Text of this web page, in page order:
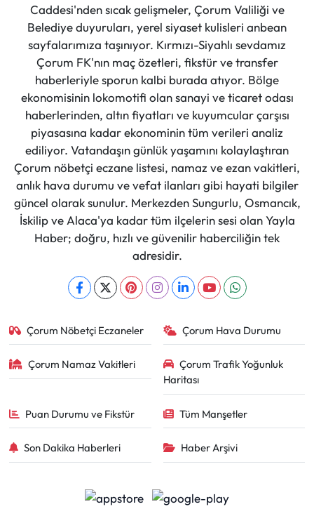
Caddesi'nden sıcak gelişmeler, Çorum Valiliği ve
Belediye duyuruları, yerel siyaset kulisleri anbean
sayfalarımıza taşınıyor. Kırmızı-Siyahlı sevdamız
Çorum FK'nın maç özetleri, fikstür ve transfer
haberleriyle sporun kalbi burada atıyor. Bölge
ekonomisinin lokomotifi olan sanayi ve ticaret odası
haberlerinden, altın fiyatları ve kuyumcular çarşısı
piyasasına kadar ekonominin tüm verileri analiz
ediliyor. Vatandaşın günlük yaşamını kolaylaştıran
Çorum nöbetçi eczane listesi, namaz ve ezan vakitleri,
anlık hava durumu ve vefat ilanları gibi hayati bilgiler
güncel olarak sunulur. Merkezden Sungurlu, Osmancık,
İskilip ve Alaca'ya kadar tüm ilçelerin sesi olan Yayla
Haber; doğru, hızlı ve güvenilir haberciliğin tek
adresidir.
Çorum Nöbetçi Eczaneler Çorum Hava Durumu
Çorum Namaz Vakitleri
Çorum Trafik Yoğunluk
Haritası
Puan Durumu ve Fikstür Tüm Manşetler
Son Dakika Haberleri Haber Arşivi